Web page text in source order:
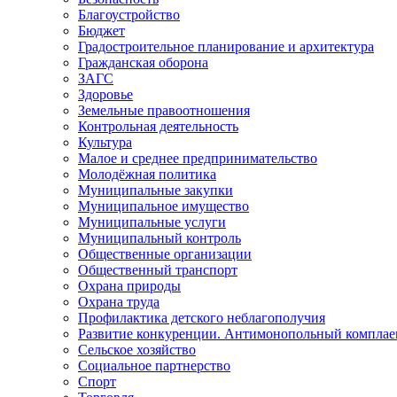
Благоустройство
Бюджет
Градостроительное планирование и архитектура
Гражданская оборона
ЗАГС
Здоровье
Земельные правоотношения
Контрольная деятельность
Культура
Малое и среднее предпринимательство
Молодёжная политика
Муниципальные закупки
Муниципальное имущество
Муниципальные услуги
Муниципальный контроль
Общественные организации
Общественный транспорт
Охрана природы
Охрана труда
Профилактика детского неблагополучия
Развитие конкуренции. Антимонопольный
Сельское хозяйство
Социальное партнерство
Спорт